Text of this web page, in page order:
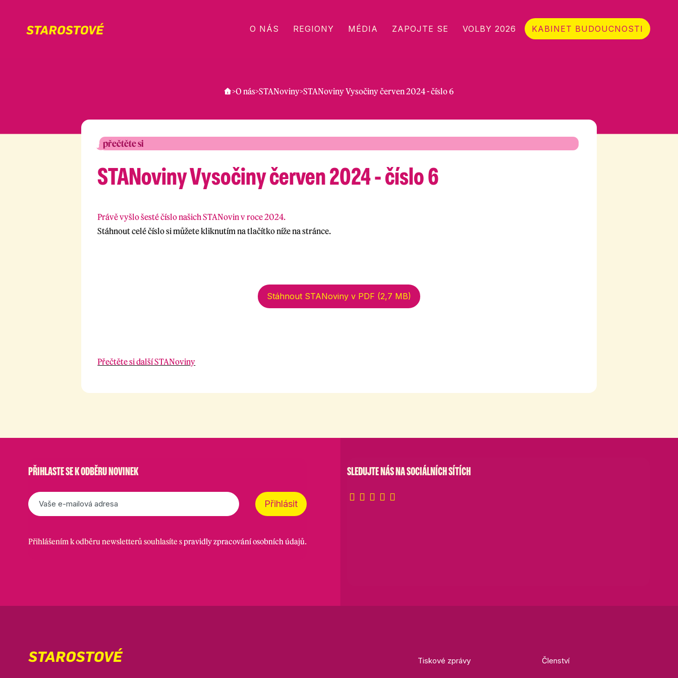
O NÁS REGIONY MÉDIA ZAPOJTE SE VOLBY 2026 KABINET BUDOUCNOSTI
>O nás>STANoviny>STANoviny Vysočiny červen 2024 - číslo 6
přečtěte si
STANoviny Vysočiny červen 2024 - číslo 6
Právě vyšlo šesté číslo našich STANovin v roce 2024.
Stáhnout celé číslo si můžete kliknutím na tlačítko níže na stránce.
Stáhnout STANoviny v PDF (2,7 MB)
Přečtěte si další STANoviny
PŘIHLASTE SE K ODBĚRU NOVINEK
E-
mail
Přihlásit
Přihlášením k odběru newsletterů souhlasíte spravidly zpracování osobních údajů.
SLEDUJTE NÁS NA SOCIÁLNÍCH SÍTÍCH
Tiskové zprávy Členství